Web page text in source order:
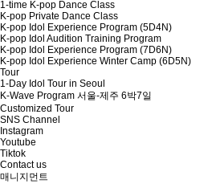
1-time K-pop Dance Class
K-pop Private Dance Class
K-pop Idol Experience Program (5D4N)
K-pop Idol Audition Training Program
K-pop Idol Experience Program (7D6N)
K-pop Idol Experience Winter Camp (6D5N)
Tour
1-Day Idol Tour in Seoul
K-Wave Program 서울-제주 6박7일
Customized Tour
SNS Channel
Instagram
Youtube
Tiktok
Contact us
매니지먼트